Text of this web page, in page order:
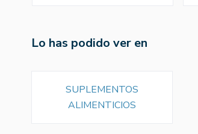
Lo has podido ver en
SUPLEMENTOS
ALIMENTICIOS